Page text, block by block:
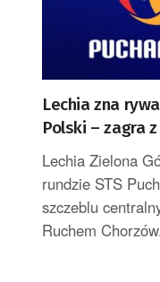
Lechia zna
Polski – zagra
Lechia Zielona
rundzie STS
szczeblu
Ruchem